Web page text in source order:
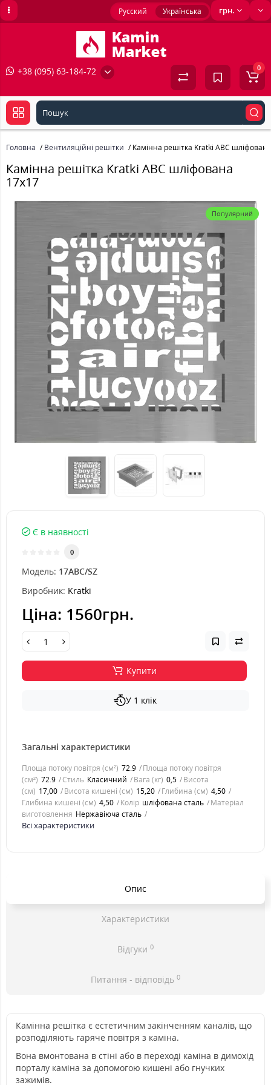
грн.
Русский Українська
+38 (095) 63-184-72 0
Головна Вентиляційні решітки Камінна решітка Kratki ABC
Камінна решітка Kratki ABC шліфована
17x17
Популярний
Є в наявності
0
Модель: 17ABC/SZ
Виробник: Kratki
Ціна: 1560грн.
Купити
У 1 клік
Загальні характеристики
Площа потоку повітря (см²) 72.9
Площа потоку повітря
(см²) 72.9 Стиль Класичний Вага (кг) 0,5
Висота
(см) 17,00 Висота кишені (см) 15,20 Глибина (см) 4,50
Глибина кишені (см) 4,50 Колір шліфована сталь
Матеріал
виготовлення Нержавіюча сталь
Всі характеристики
Опис
Характеристики
Відгуки 0
Питання - відповідь 0
Камінна решітка є естетичним закінченням каналів, що
розподіляють гаряче повітря з каміна.
Вона вмонтована в стіні або в переході каміна в димохід
порталу каміна за допомогою кишені або гнучких
зажимів.